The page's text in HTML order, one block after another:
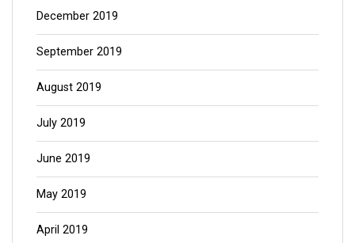
December 2019
September 2019
August 2019
July 2019
June 2019
May 2019
April 2019